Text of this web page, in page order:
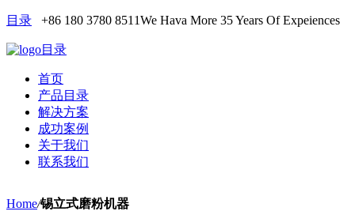
目录 +86 180 3780 8511We Hava More 35 Years Of Expeiences
目录
首页
产品目录
解决方案
成功案例
关于我们
联系我们
Home/锡立式磨粉机器